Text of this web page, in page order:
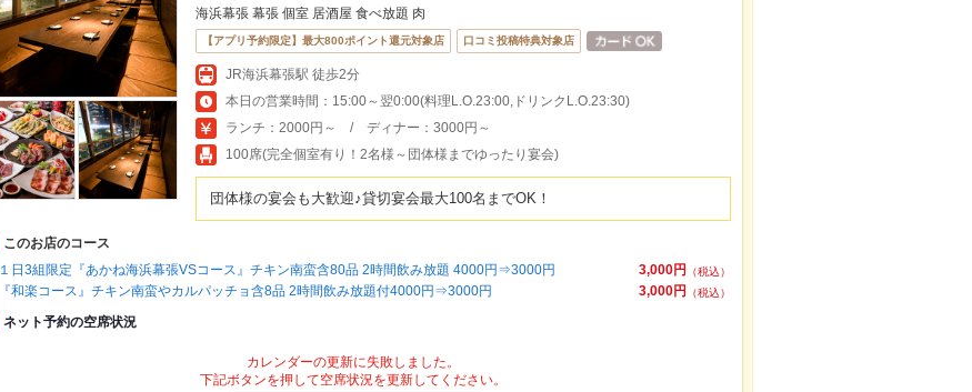
海浜幕張 幕張 個室 居酒屋 食べ放題 肉
【アプリ予約限定】最大800ポイント還元対象店 口コミ投稿特典対象店
JR海浜幕張駅 徒歩2分
本日の営業時間：15:00～翌0:00(料理L.O.23:00,ドリンクL.O.23:30)
ランチ：2000円～ / ディナー：3000円～
100席(完全個室有り！2名様～団体様までゆったり宴会)
団体様の宴会も大歓迎♪貸切宴会最大100名までOK！
このお店のコース
3,000円
（税込）
１日3組限定『あかね海浜幕張VSコース』チキン南蛮含80品 2時間飲み放題 4000円⇒3000円
3,000円
（税込）
『和楽コース』チキン南蛮やカルパッチョ含8品 2時間飲み放題付4000円⇒3000円
ネット予約の空席状況
カレンダーの更新に失敗しました。
下記ボタンを押して空席状況を更新してください。